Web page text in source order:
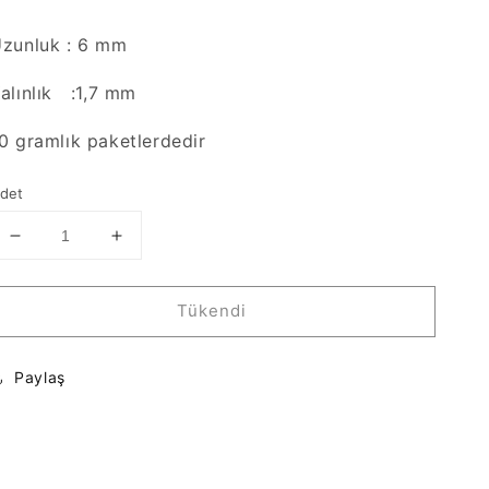
: 6 mm
:1,7 mm
gramlık paketlerdedir
Miyuki
Boncuk
mm-
için
Miyuki
Boncuk
mm-
Tükendi
Paylaş